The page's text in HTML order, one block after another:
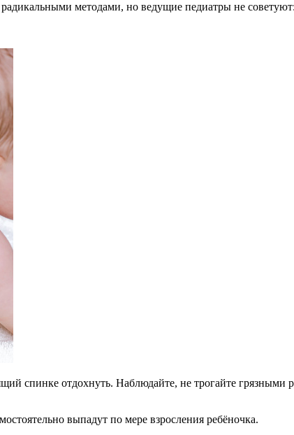
методами, но ведущие педиатры не
спинке отдохнуть. Наблюдайте, не трогайте
выпадут по мере взросления ребёночка.